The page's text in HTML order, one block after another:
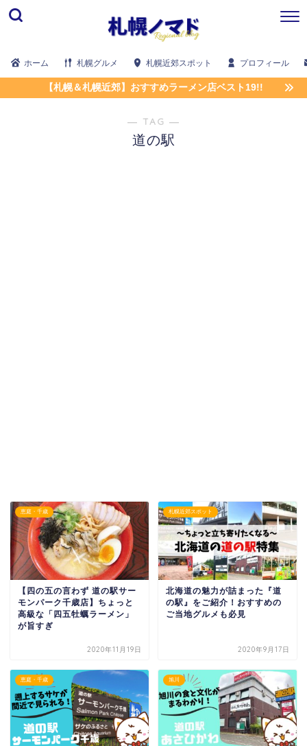
ホーム 札幌グルメ 札幌近郊スポット プロフィール
【札幌＆札幌近郊】おすすめラーメン店ベスト19!!
― TAG ―
道の駅
恵庭・千歳
【四の五の言わず 道の駅サー
モンパーク千歳店】ちょっと
高級な「四五牡蠣ラーメン」
が旨すぎ
2020年11月19日
札幌近郊スポット
北海道の魅力が詰まった『道
の駅』をご紹介！おすすめの
ご当地グルメも必見
2020年9月17日
恵庭・千歳 旭川